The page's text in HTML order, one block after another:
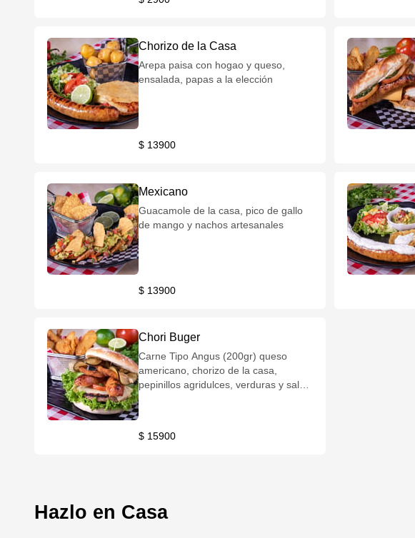
Chorizo de la Casa
Arepa paisa con hogao y queso,
ensalada, papas a la elección
$ 13900
Mexicano
Guacamole de la casa, pico de gallo
de mango y nachos artesanales
$ 13900
Chori Buger
Carne Tipo Angus (200gr) queso
americano, chorizo de la casa,
pepinillos agridulces, verduras y salsa
$ 15900
Hazlo en Casa